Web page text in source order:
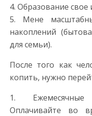
4. Образование свое
5. Мене
накоплений
для семьи).
После того как
копить, нужно
1. Ежемесячные
Оплачивайте во